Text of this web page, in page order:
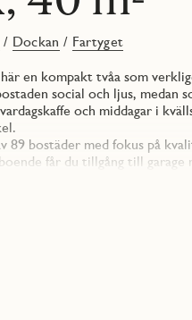
/ Dockan / Fartyget
här en kompakt tvåa som
social och ljus,
och middagar i
89 bostäder med fokus på
får du tillgång till